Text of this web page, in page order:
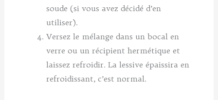
soude (si vous avez décidé d’en
utiliser).
Versez le mélange dans un bocal en
verre ou un récipient hermétique et
laissez refroidir. La lessive épaissira en
refroidissant, c’est normal.